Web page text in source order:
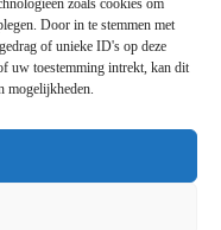
zoals cookies om
Door in te stemmen met
of unieke ID's op deze
uw toestemming intrekt, kan dit
mogelijkheden.